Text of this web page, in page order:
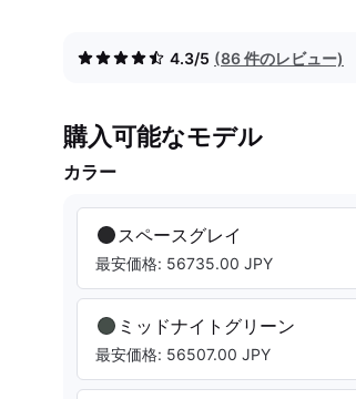
4.3/5 (86 件のレビュー)
購入可能なモデル
カラー
スペースグレイ
最安価格: 56735.00 JPY
ミッドナイトグリーン
最安価格: 56507.00 JPY